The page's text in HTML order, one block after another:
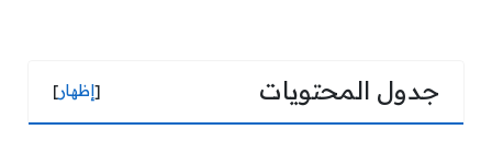
جدول المحتويات [إظهار]